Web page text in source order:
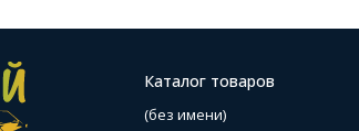
Каталог товаров
(без имени)